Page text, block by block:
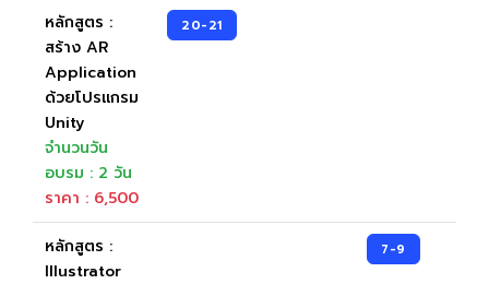
หลักสูตร :
สร้าง AR
Application
ด้วยโปรแกรม
Unity
จำนวนวัน
อบรม : 2 วัน
ราคา : 6,500
20-21
หลักสูตร :
Illustrator
7-9